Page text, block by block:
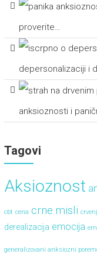
proverite…
depersonalizaciji i
anksioznosti i
Tagovi
Aksioznost
cbt cena crne misli
derealizacija emocija
generalizovani anksiozni